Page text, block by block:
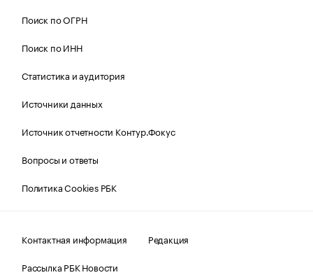
Поиск по ОГРН
Поиск по ИНН
Статистика и аудитория
Источники данных
Источник отчетности Контур.Фокус
Вопросы и ответы
Политика Cookies РБК
Контактная информация
Редакция
Рассылка РБК Новости